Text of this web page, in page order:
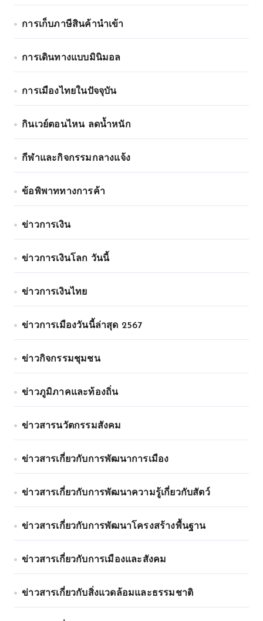
การเก็บภาษีสินค้านำเข้า
การเดินทางแบบมินิมอล
การเมืองไทยในปัจจุบัน
กินเวย์ตอนไหน ลดน้ำหนัก
กีฬาและกิจกรรมกลางแจ้ง
ข้อพิพาททางการค้า
ข่าวการเงิน
ข่าวการเงินโลก วันนี้
ข่าวการเงินไทย
ข่าวการเมืองวันนี้ล่าสุด 2567
ข่าวกิจกรรมชุมชน
ข่าวภูมิภาคและท้องถิ่น
ข่าวสารนวัตกรรมสังคม
ข่าวสารเกี่ยวกับการพัฒนาการเมือง
ข่าวสารเกี่ยวกับการพัฒนาความรู้เกี่ยวกับสัตว์
ข่าวสารเกี่ยวกับการพัฒนาโครงสร้างพื้นฐาน
ข่าวสารเกี่ยวกับการเมืองและสังคม
ข่าวสารเกี่ยวกับสิ่งแวดล้อมและธรรมชาติ